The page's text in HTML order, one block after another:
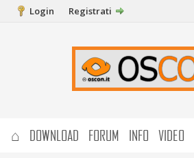
Login Registrati
⌂ DOWNLOAD FORUM INFO VIDEO